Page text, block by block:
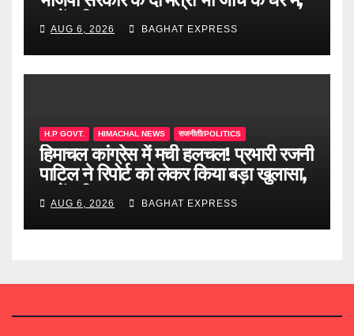
जानें पूरी खबर
AUG 6, 2026 BAGHAT EXPRESS
H.P GOVT. HIMACHAL NEWS राजनीती/POLITICS
हिमाचल कांग्रेस में मची हलचल! प्रभारी रजनी
पाटिल ने रिपोर्ट को लेकर किया बड़ा खुलासा,
जानें पूरी खबर
AUG 6, 2026 BAGHAT EXPRESS